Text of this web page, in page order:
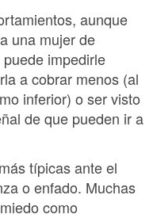
aunque
una mujer de
impedirle
a cobrar menos (al
inferior) o ser visto
de que pueden ir a
típicas ante el
o enfado. Muchas
como